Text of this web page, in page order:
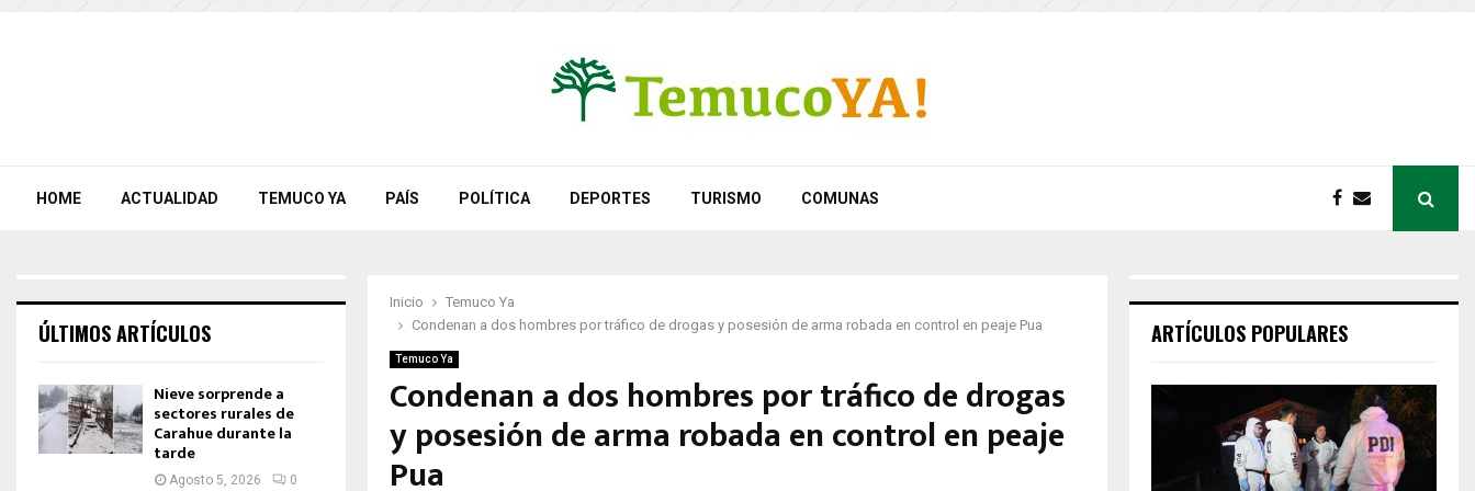
HOME ACTUALIDAD TEMUCO YA PAÍS POLÍTICA DEPORTES TURISMO COMUNAS
Inicio
Temuco Ya
Condenan a dos hombres por tráfico de drogas y posesión de arma robada en control en peaje Pua
Temuco Ya
Condenan a dos hombres por tráfico de drogas
y posesión de arma robada en control en peaje
Pua
ÚLTIMOS ARTÍCULOS
Nieve sorprende a
sectores rurales de
Carahue durante la
tarde
Agosto 5, 2026 0
ARTÍCULOS POPULARES